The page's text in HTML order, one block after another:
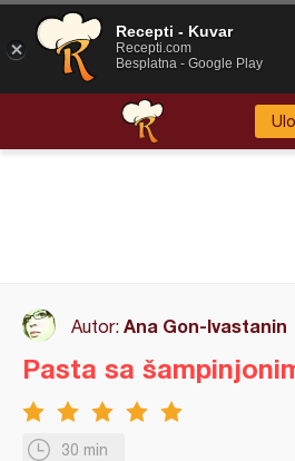
Autor: Ana Gon-Ivastanin
30 min
Pasta sa
Recepti - Kuvar
Recepti.com
Besplatna - Google Play